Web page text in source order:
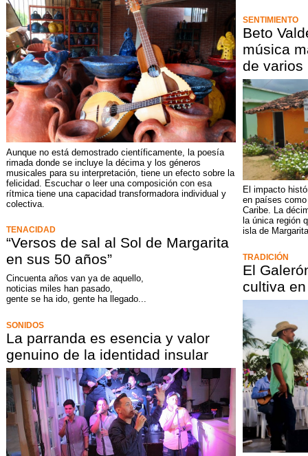
Aunque no está demostrado científicamente, la poesía
rimada donde se incluye la décima y los géneros
musicales para su interpretación, tiene un efecto sobre la
felicidad. Escuchar o leer una composición con esa
rítmica tiene una capacidad transformadora individual y
colectiva.
TENACIDAD
“Versos de sal al Sol de Margarita
en sus 50 años”
Cincuenta años van ya de aquello,
noticias miles han pasado,
gente se ha ido, gente ha llegado...
SONIDOS
La parranda es esencia y valor
genuino de la identidad insular
SENTIMIENTO
Beto
música
de varios
El impacto
en países
Caribe. La
la única región
isla de
TRADICIÓN
El
cultiva